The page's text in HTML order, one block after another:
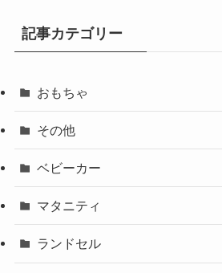
記事カテゴリー
おもちゃ
その他
ベビーカー
マタニティ
ランドセル